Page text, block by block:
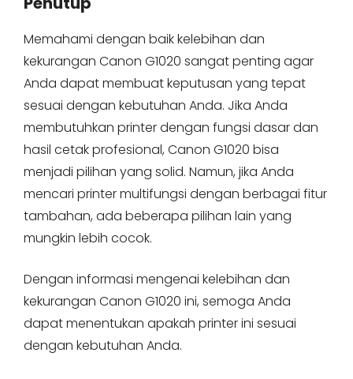
Memahami dengan baik kelebihan dan
kekurangan Canon G1020 sangat penting agar
Anda dapat membuat keputusan yang tepat
sesuai dengan kebutuhan Anda. Jika Anda
membutuhkan printer dengan fungsi dasar dan
hasil cetak profesional, Canon G1020 bisa
menjadi pilihan yang solid. Namun, jika Anda
mencari printer multifungsi dengan berbagai fitur
tambahan, ada beberapa pilihan lain yang
mungkin lebih cocok.
Dengan informasi mengenai kelebihan dan
kekurangan Canon G1020 ini, semoga Anda
dapat menentukan apakah printer ini sesuai
dengan kebutuhan Anda.